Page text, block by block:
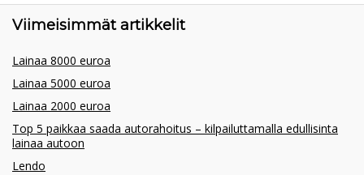
Viimeisimmät artikkelit
Lainaa 8000 euroa
Lainaa 5000 euroa
Lainaa 2000 euroa
Top 5 paikkaa saada autorahoitus – kilpailuttamalla edullisinta
lainaa autoon
Lendo